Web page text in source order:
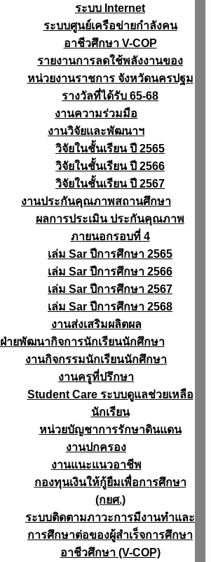
ระบบ Internet
ระบบศูนย์เครือข่ายกำลังคน
อาชีวศึกษา V-COP
รายงานการลดใช้พลังงานของ
หน่วยงานราชการ จังหวัดนครปฐม
รางวัลที่ได้รับ 65-68
งานความร่วมมือ
งานวิจัยเเละพัฒนาฯ
วิจัยในชั้นเรียน ปี 2565
วิจัยในชั้นเรียน ปี 2566
วิจัยในชั้นเรียน ปี 2567
งานประกันคุณภาพสถานศึกษา
ผลการประเมิน ประกันคุณภาพ
ภายนอกรอบที่ 4
เล่ม Sar ปีการศึกษา 2565
เล่ม Sar ปีการศึกษา 2566
เล่ม Sar ปีการศึกษา 2567
เล่ม Sar ปีการศึกษา 2568
งานส่งเสริมผลิตผล
ฝ่ายพัฒนากิจการนักเรียนนักศึกษา
งานกิจกรรมนักเรียนนักศึกษา
งานครูที่ปรึกษา
Student Care ระบบดูแลช่วยเหลือ
นักเรียน
หน่วยบัญชาการรักษาดินแดน
งานปกครอง
งานแนะแนวอาชีพ
กองทุนเงินให้กู้ยืมเพื่อการศึกษา
(กยศ.)
ระบบติดตามภาวะการมีงานทำและ
การศึกษาต่อของผู้สำเร็จการศึกษา
อาชีวศึกษา (V-COP)